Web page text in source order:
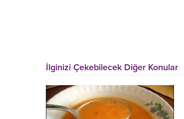
İlginizi Çekebilecek Diğer Konular